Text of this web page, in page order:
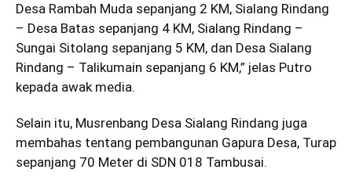
Desa Rambah Muda sepanjang 2 KM, Sialang Rindang
– Desa Batas sepanjang 4 KM, Sialang Rindang –
Sungai Sitolang sepanjang 5 KM, dan Desa Sialang
Rindang – Talikumain sepanjang 6 KM,” jelas Putro
kepada awak media.
Selain itu, Musrenbang Desa Sialang Rindang juga
membahas tentang pembangunan Gapura Desa, Turap
sepanjang 70 Meter di SDN 018 Tambusai.